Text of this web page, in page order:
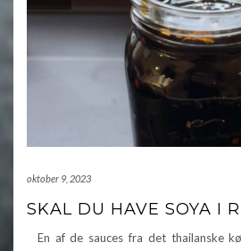
oktober 9, 2023
SKAL DU HAVE SOYA I
En af de sauces fra det thailanske